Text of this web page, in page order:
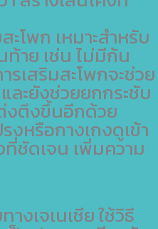
โพก เหมาะสำหรับ
าย เช่น ไม่มีก้น
เสริมสะโพกจะช่วย
ละยังช่วยยกกระชับ
งตึงขึ้นอีกด้วย
งหรือกางเกงดูเข้า
ที่ชัดเจน เพิ่มความ
งเจเนเชีย ใช้วิธี